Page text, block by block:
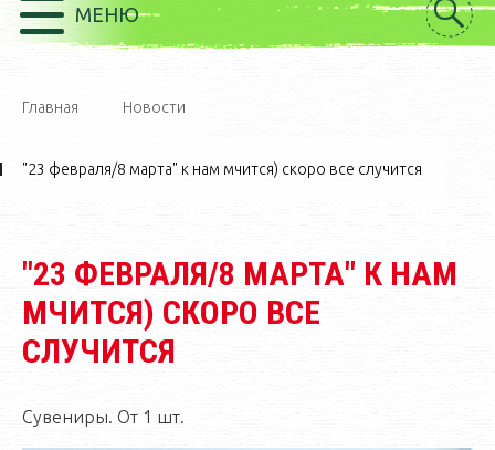
МЕНЮ
Главная Новости
"23 февраля/8 марта" к нам мчится) скоро все случится
"23 ФЕВРАЛЯ/8 МАРТА" К НАМ
МЧИТСЯ) СКОРО ВСЕ
СЛУЧИТСЯ
Сувениры. От 1 шт.